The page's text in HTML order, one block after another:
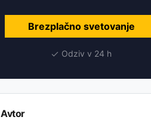
Brezplačno svetovanje
Odziv v 24 h
Avtor